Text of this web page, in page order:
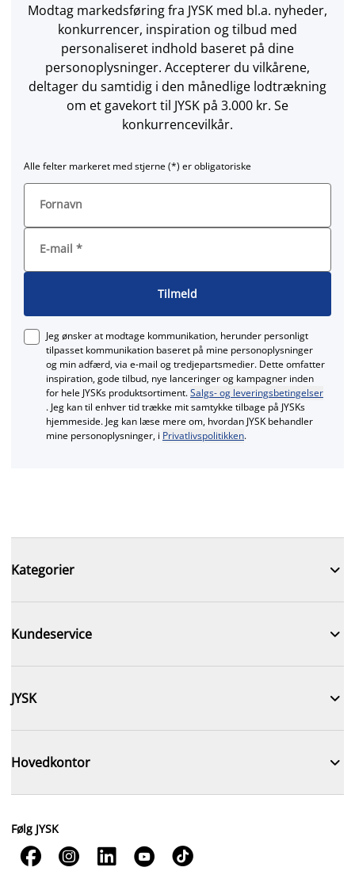
Modtag markedsføring fra JYSK med bl.a. nyheder,
konkurrencer, inspiration og tilbud med
personaliseret indhold baseret på dine
personoplysninger. Accepterer du vilkårene,
deltager du samtidig i den månedlige lodtrækning
om et gavekort til JYSK på 3.000 kr. Se
konkurrencevilkår.
Alle felter markeret med stjerne (*) er obligatoriske
Fornavn
E-mail *
Tilmeld
Jeg ønsker at modtage kommunikation, herunder personligt
tilpasset kommunikation baseret på mine personoplysninger
og min adfærd, via e‑mail og tredjepartsmedier. Dette omfatter
inspiration, gode tilbud, nye lanceringer og kampagner inden
for hele JYSKs produktsortiment.Salgs- og leveringsbetingelser
. Jeg kan til enhver tid trække mit samtykke tilbage på JYSKs
hjemmeside. Jeg kan læse mere om, hvordan JYSK behandler
mine personoplysninger, i Privatlivspolitikken.
Kategorier 
Kundeservice 
JYSK 
Hovedkontor 
Følg JYSK
    